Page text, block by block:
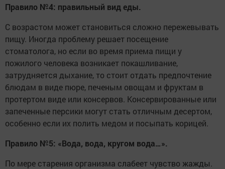
Правило №4: правильный вид еды.
С возрастом может становиться сложно пережевывать
пищу. Иногда проблему решает посещение
стоматолога, но если во время приема пищи у
пожилого человека возникает покашливание,
затрудняется дыхание, то стоит отдать предпочтение
блюдам в виде пюре, печеным овощам и фруктам в
протертом виде или консервов. Консервированные или
запеченные персики могут стать отличным десертом,
особенно если их полить медом и посыпать корицей.
Правило №5: «Вода, вода, кругом вода…».
По мере старения организма слабеет чувство жажды.